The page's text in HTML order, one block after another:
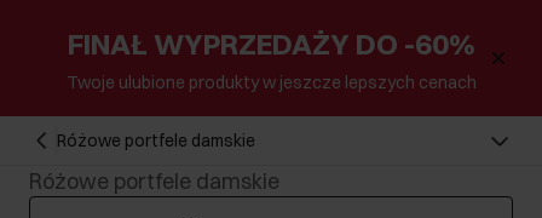
FINAŁ WYPRZEDAŻY DO -60%
Twoje ulubione produkty w jeszcze lepszych cenach
Różowe portfele damskie
Różowe portfele damskie